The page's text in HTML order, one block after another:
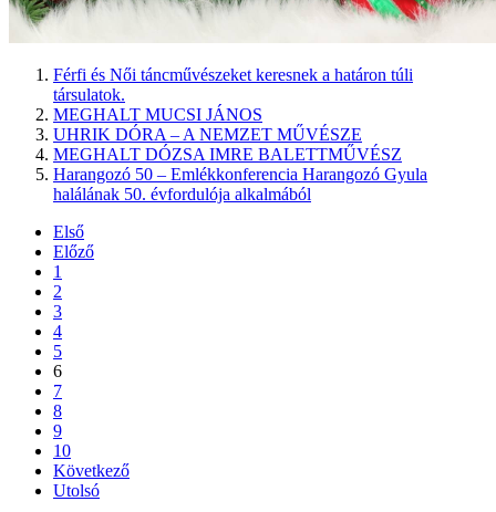
Férfi és Női táncművészeket keresnek a határon túli
társulatok.
MEGHALT MUCSI JÁNOS
UHRIK DÓRA – A NEMZET MŰVÉSZE
MEGHALT DÓZSA IMRE BALETTMŰVÉSZ
Harangozó 50 – Emlékkonferencia Harangozó Gyula
halálának 50. évfordulója alkalmából
Első
Előző
1
2
3
4
5
6
7
8
9
10
Következő
Utolsó